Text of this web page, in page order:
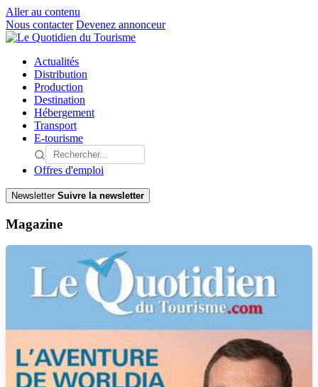
Aller au contenu
Nous contacter Devenez annonceur
Actualités
Distribution
Production
Destination
Hébergement
Transport
E-tourisme
Offres d'emploi
Newsletter Suivre la newsletter
Magazine